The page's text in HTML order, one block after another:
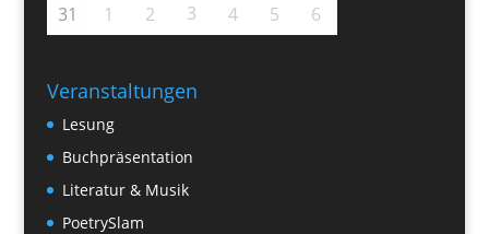
31
1 2 3 4 5 6
Veranstaltungen
Lesung
Buchpräsentation
Literatur & Musik
PoetrySlam